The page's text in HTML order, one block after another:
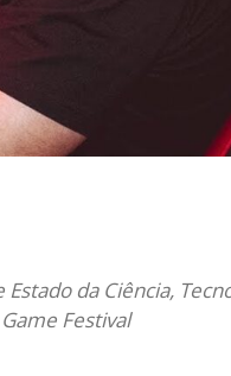
da Ciência,
Festival